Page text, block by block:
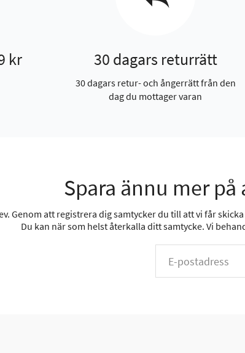
kr 30 dagars returrätt
30 dagars retur- och ångerrätt från den
dag du mottager varan
Spara ännu mer
Genom att registrera dig samtycker du till att vi får
Du kan när som helst återkalla ditt samtycke. Vi